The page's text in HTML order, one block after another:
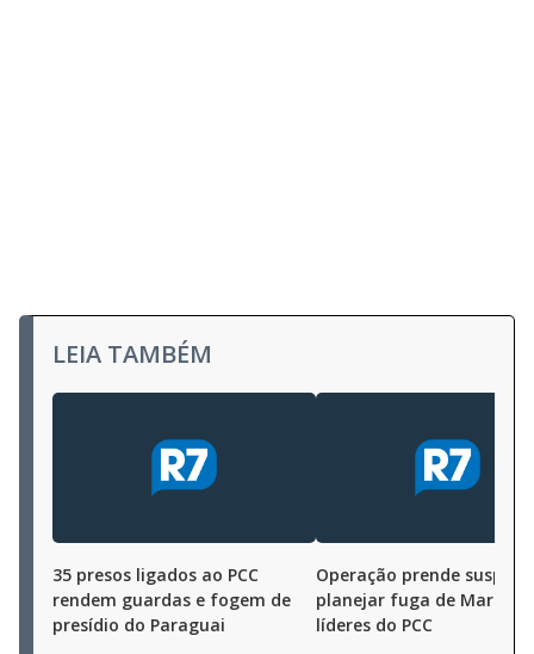
LEIA TAMBÉM
35 presos ligados ao PCC
rendem guardas e fogem de
presídio do Paraguai
Operação prende
planejar fuga de Marcola
líderes do PCC